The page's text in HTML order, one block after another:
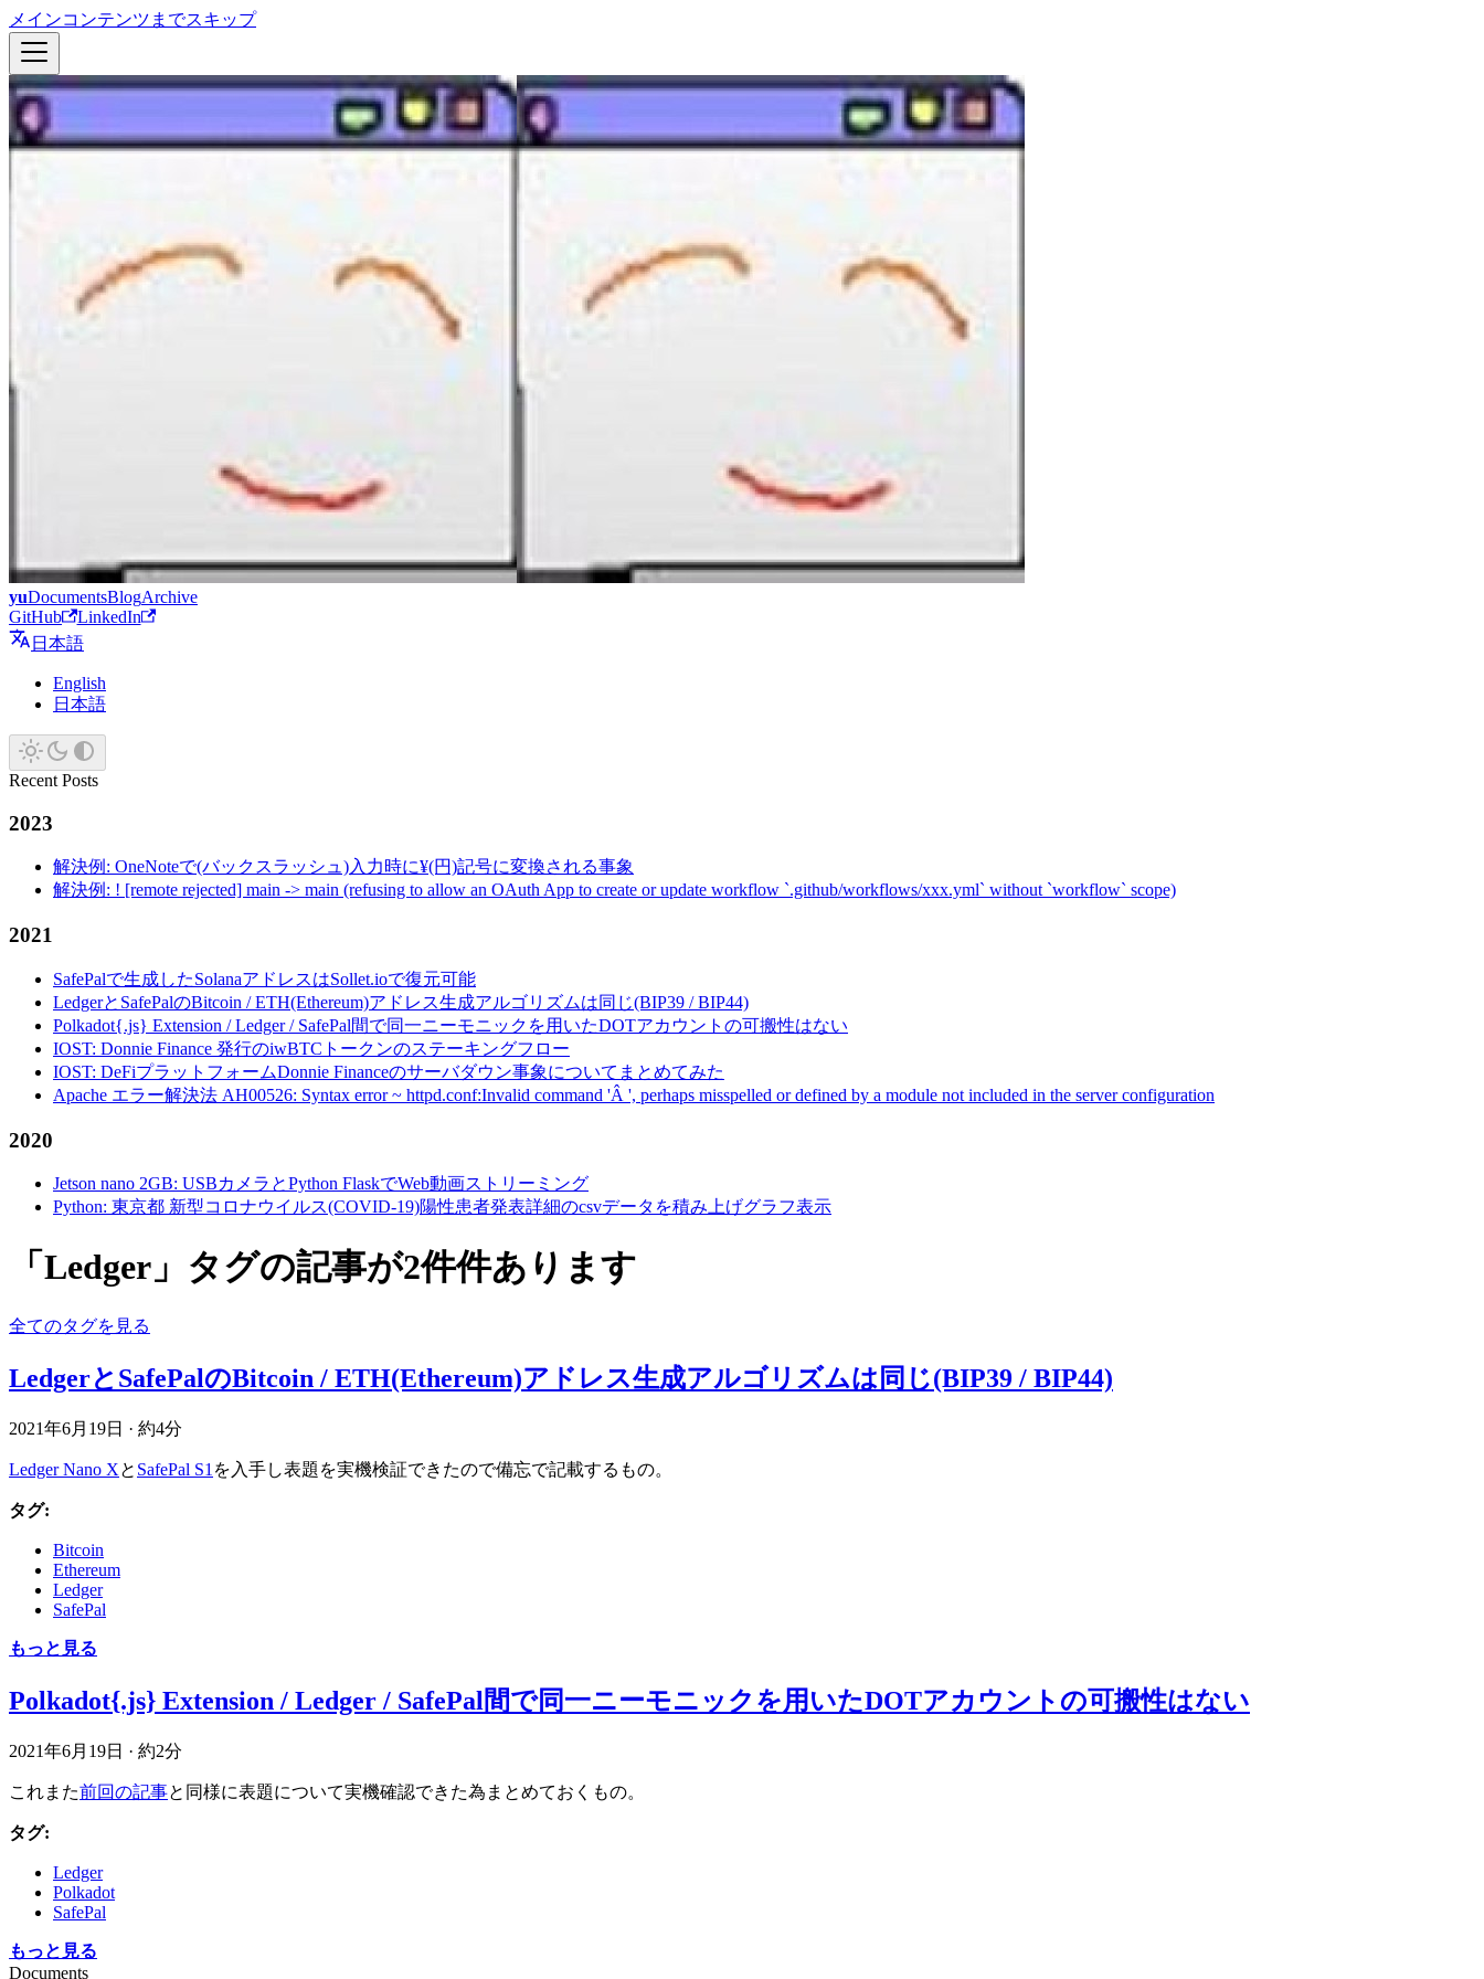
メインコンテンツまでスキップ
yuDocumentsBlogArchive
GitHub
LinkedIn
日本語
English
日本語
Recent Posts
2023
解決例: OneNoteで(バックスラッシュ)入力時に¥(円)記号に変換される事象
解決例: ! [remote rejected] main -> main (refusing to allow an OAuth App to create or update workflow `.github/workflows/xxx.yml` without `workflow` scope)
2021
SafePalで生成したSolanaアドレスはSollet.ioで復元可能
LedgerとSafePalのBitcoin / ETH(Ethereum)アドレス生成アルゴリズムは同じ(BIP39 / BIP44)
Polkadot{.js} Extension / Ledger / SafePal間で同一ニーモニックを用いたDOTアカウントの可搬性はない
IOST: Donnie Finance 発行のiwBTCトークンのステーキングフロー
IOST: DeFiプラットフォームDonnie Financeのサーバダウン事象についてまとめてみた
Apache エラー解決法 AH00526: Syntax error ~ httpd.conf:Invalid command 'Â ', perhaps misspelled or defined by a module not included in the server configuration
2020
Jetson nano 2GB: USBカメラとPython FlaskでWeb動画ストリーミング
Python: 東京都 新型コロナウイルス(COVID-19)陽性患者発表詳細のcsvデータを積み上げグラフ表示
「Ledger」タグの記事が2件件あります
全てのタグを見る
LedgerとSafePalのBitcoin / ETH(Ethereum)アドレス生成アルゴリズムは同じ(BIP39 / BIP44)
2021年6月19日 · 約4分
Ledger Nano Xと SafePal S1 を入手し表題を実機検証できたので備忘で記載するもの。
タグ:
Bitcoin
Ethereum
Ledger
SafePal
もっと見る
Polkadot{.js} Extension / Ledger / SafePal間で同一ニーモニックを用いたDOTアカウントの可搬性はない
2021年6月19日 · 約2分
これまた前回の記事と同様に表題について実機確認できた為まとめておくもの。
タグ:
Ledger
Polkadot
SafePal
もっと見る
Documents